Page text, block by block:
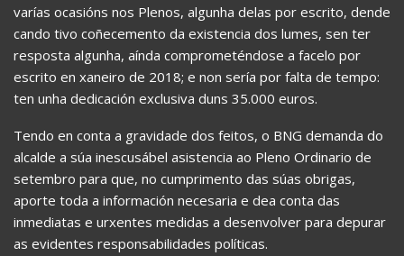
varías ocasións nos Plenos, algunha delas por escrito, dende
cando tivo coñecemento da existencia dos lumes, sen ter
resposta algunha, aínda comprometéndose a facelo por
escrito en xaneiro de 2018; e non sería por falta de tempo:
ten unha dedicación exclusiva duns 35.000 euros.
Tendo en conta a gravidade dos feitos, o BNG demanda do
alcalde a súa inescusábel asistencia ao Pleno Ordinario de
setembro para que, no cumprimento das súas obrigas,
aporte toda a información necesaria e dea conta das
inmediatas e urxentes medidas a desenvolver para depurar
as evidentes responsabilidades políticas.